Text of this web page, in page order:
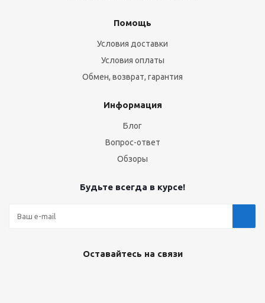
Помощь
Условия доставки
Условия оплаты
Обмен, возврат, гарантия
Информация
Блог
Вопрос-ответ
Обзоры
Будьте всегда в курсе!
Оставайтесь на связи